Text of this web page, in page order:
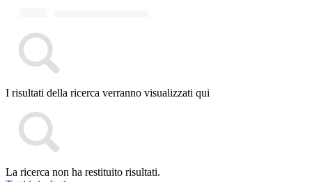
I risultati della ricerca verranno visualizzati qui
La ricerca non ha restituito risultati.